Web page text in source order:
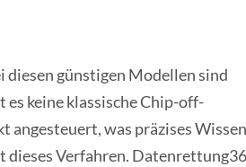
günstigen Modellen sind
keine klassische Chip-off-
was präzises Wissen
dieses Verfahren.